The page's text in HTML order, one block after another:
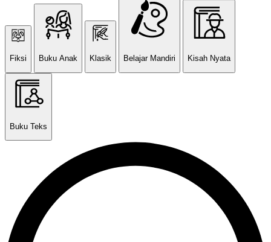
Fiksi Buku Anak Klasik Belajar Mandiri Kisah Nyata
Buku Teks